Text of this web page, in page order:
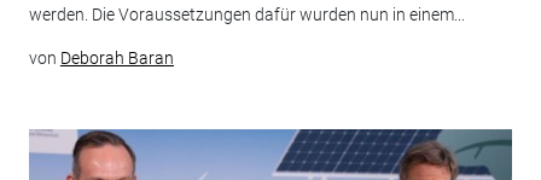
werden. Die Voraussetzungen dafür wurden nun in einem...
von Deborah Baran